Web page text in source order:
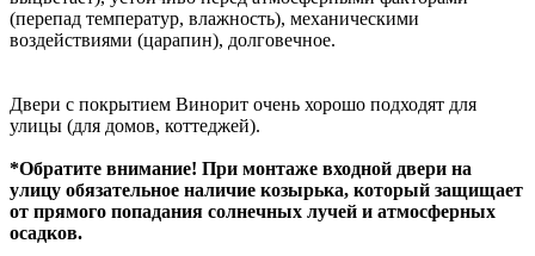
(перепад температур, влажность), механическими
воздействиями (царапин), долговечное.
Двери с покрытием Винорит очень хорошо подходят для
улицы (для домов, коттеджей).
*Обратите внимание! При монтаже входной двери на
улицу обязательное наличие козырька, который защищает
от прямого попадания солнечных лучей и атмосферных
осадков.